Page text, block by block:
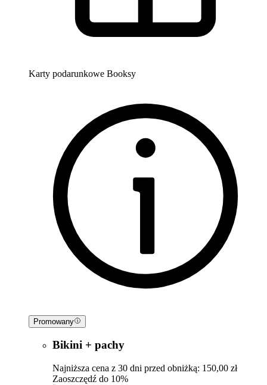
Karty podarunkowe Booksy
Promowany
Bikini + pachy
Najniższa cena z 30 dni przed obniżką: 150,00 zł
Zaoszczędź do 10%